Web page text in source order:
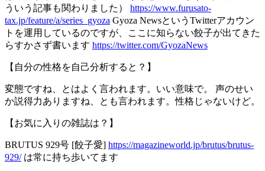
ういう記事も関わりました） https://www.furusato-
tax.jp/feature/a/series_gyoza Gyoza NewsというTwitterアカウン
トを運用しているのですが、ここに知らない餃子が出てきた
らすかさず書います https://twitter.com/GyozaNews
【自分の性格を自己分析すると？】
変態ですね、とはよく言われます。いい意味で。 声のせい
か説得力ありますね、とも言われます。性格じゃないけど。
【お気に入りの雑誌は？】
BRUTUS 929号 [餃子愛] https://magazineworld.jp/brutus/brutus-
929/は常に持ち歩いてます